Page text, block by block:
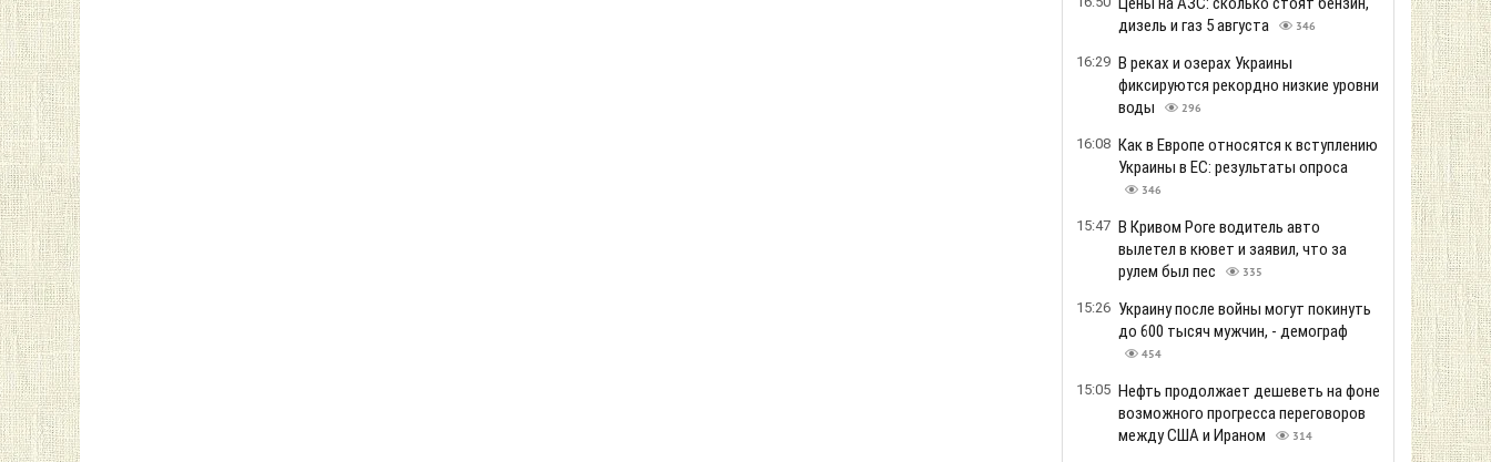
дизель и газ 5 августа
346
16:29 В реках и озерах Украины
фиксируются рекордно низкие уровни
воды
296
16:08 Как в Европе относятся к вступлению
Украины в ЕС: результаты опроса
346
15:47 В Кривом Роге водитель авто
вылетел в кювет и заявил, что за
рулем был пес
335
15:26 Украину после войны могут покинуть
до 600 тысяч мужчин, - демограф
454
15:05 Нефть продолжает дешеветь на фоне
возможного прогресса переговоров
между США и Ираном
314